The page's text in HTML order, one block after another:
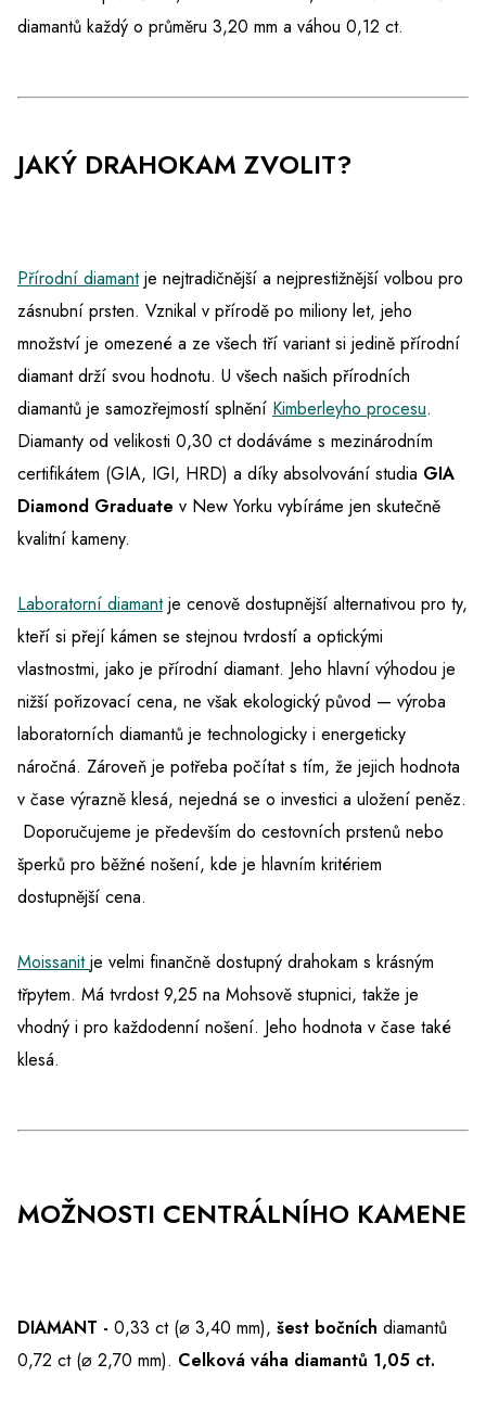
diamantů každý o průměru 3,20 mm a váhou 0,12 ct.
JAKÝ DRAHOKAM ZVOLIT?
Přírodní diamantje nejtradičnější a nejprestižnější volbou pro
zásnubní prsten. Vznikal v přírodě po miliony let, jeho
množství je omezené a ze všech tří variant si jedině přírodní
diamant drží svou hodnotu. U všech našich přírodních
diamantů je samozřejmostí splnění Kimberleyho procesu.
Diamanty od velikosti 0,30 ct dodáváme s mezinárodním
certifikátem (GIA, IGI, HRD) a díky absolvování studia GIA
Diamond Graduate v New Yorku vybíráme jen skutečně
kvalitní kameny.
Laboratorní diamant je cenově dostupnější alternativou pro ty,
kteří si přejí kámen se stejnou tvrdostí a optickými
vlastnostmi, jako je přírodní diamant. Jeho hlavní výhodou je
nižší pořizovací cena, ne však ekologický původ — výroba
laboratorních diamantů je technologicky i energeticky
náročná. Zároveň je potřeba počítat s tím, že jejich hodnota
v čase výrazně klesá, nejedná se o investici a uložení peněz.
Doporučujeme je především do cestovních prstenů nebo
šperků pro běžné nošení, kde je hlavním kritériem
dostupnější cena.
Moissanit je velmi finančně dostupný drahokam s krásným
třpytem. Má tvrdost 9,25 na Mohsově stupnici, takže je
vhodný i pro každodenní nošení. Jeho hodnota v čase také
klesá.
MOŽNOSTI CENTRÁLNÍHO KAMENE
DIAMANT - 0,33 ct (⌀ 3,40 mm), šest bočních diamantů
0,72 ct (⌀ 2,70 mm). Celková váha diamantů 1,05 ct.